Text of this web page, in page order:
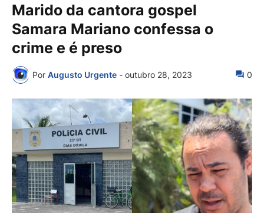
Marido da cantora gospel
Samara Mariano confessa o
crime e é preso
Por Augusto Urgente - outubro 28, 2023 0